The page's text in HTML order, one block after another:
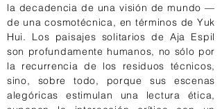
la decadencia de una visión de mundo —
de una cosmotécnica, en términos de Yuk
Hui. Los paisajes solitarios de Aja Espil
son profundamente humanos, no sólo por
la recurrencia de los residuos técnicos,
sino, sobre todo, porque sus escenas
alegóricas estimulan una lectura ética,